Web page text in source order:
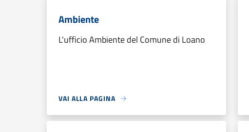
Ambiente
L'ufficio Ambiente del Comune di Loano
VAI ALLA PAGINA